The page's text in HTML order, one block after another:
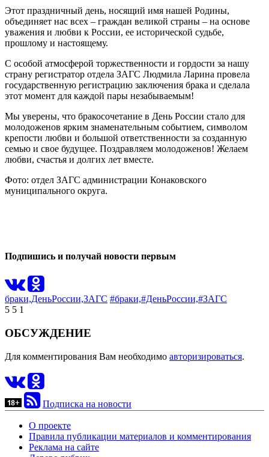
Этот праздничный день, носящий имя нашей Родины,
объединяет нас всех – граждан великой страны – на основе
уважения и любви к России, ее исторической судьбе,
прошлому и настоящему.
С особой атмосферой торжественности и гордости за нашу
страну регистратор отдела ЗАГС Людмила Ларина провела
государственную регистрацию заключения брака и сделала
этот момент для каждой пары незабываемым!
Мы уверены, что бракосочетание в День России стало для
молодоженов ярким знаменательным событием, символом
крепости любви и большой ответственности за созданную
семью и свое будущее. Поздравляем молодоженов! Желаем
любви, счастья и долгих лет вместе.
Фото: отдел ЗАГС администрации Конаковского
муниципального округа.
Подпишись и получай новости первым
браки,ДеньРоссии,ЗАГС #браки,#ДеньРоссии,#ЗАГС
5 5 1
ОБСУЖДЕНИЕ
Для комментирования Вам необходимо авторизироваться.
Подписка на новости
О проекте
Правила публикации материалов и комментирования
Реклама на сайте